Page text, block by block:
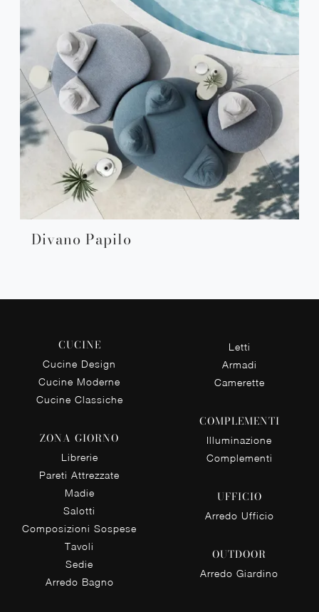
Divano Papilo
CUCINE
Cucine Design
Cucine Moderne
Cucine Classiche
ZONA GIORNO
Librerie
Pareti Attrezzate
Madie
Salotti
Composizioni Sospese
Tavoli
Sedie
Arredo Bagno
Letti
Armadi
Camerette
COMPLEMENTI
Illuminazione
Complementi
UFFICIO
Arredo Ufficio
OUTDOOR
Arredo Giardino